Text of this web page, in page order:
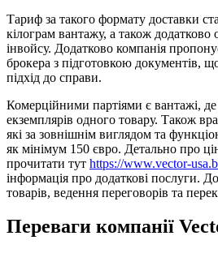
Тариф за такого формату доставки
кілограм вантажу, а також додатково
інвойсу. Додатково компанія
брокера з підготовкою документів,
підхід до справи.
Комерційними партіями є вантажі, де
екземплярів одного товару. Також
які за зовнішнім виглядом та
як мінімум 150 євро. Детально про
прочитати тут https://www.vector-
інформація про додаткові послуги.
товарів, ведення переговорів та
Переваги компанії